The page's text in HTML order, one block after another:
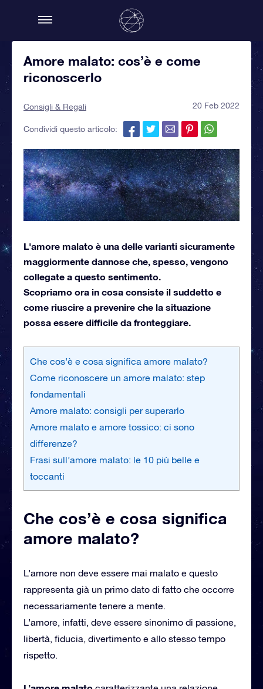
Amore malato: cos’è e come
riconoscerlo
Consigli & Regali 20 Feb 2022
Condividi questo articolo:
L'amore malato è una delle varianti sicuramente
maggiormente dannose che, spesso, vengono
collegate a questo sentimento.
Scopriamo ora in cosa consiste il suddetto e
come riuscire a prevenire che la situazione
possa essere difficile da fronteggiare.
Che cos’è e cosa significa amore malato?
Come riconoscere un amore malato: step
fondamentali
Amore malato: consigli per superarlo
Amore malato e amore tossico: ci sono
differenze?
Frasi sull’amore malato: le 10 più belle e
toccanti
Che cos’è e cosa significa
amore malato?
L’amore non deve essere mai malato e questo
rappresenta già un primo dato di fatto che occorre
necessariamente tenere a mente.
L’amore, infatti, deve essere sinonimo di passione,
libertà, fiducia, divertimento e allo stesso tempo
rispetto.